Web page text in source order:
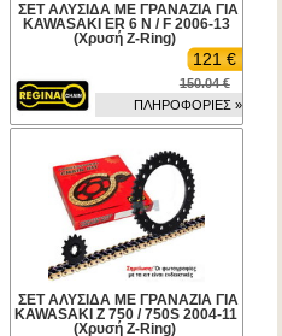
ΣΕΤ ΑΛΥΣΙΔΑ ΜΕ ΓΡΑΝΑΖΙΑ ΓΙΑ
KAWASAKI ER 6 N / F 2006-13
(Χρυσή Z-Ring)
121 €
150.04 €
ΠΛΗΡΟΦΟΡΙΕΣ »
ΣΕΤ ΑΛΥΣΙΔΑ ΜΕ ΓΡΑΝΑΖΙΑ ΓΙΑ
KAWASAKI Z 750 / 750S 2004-11
(Χρυσή Z-Ring)